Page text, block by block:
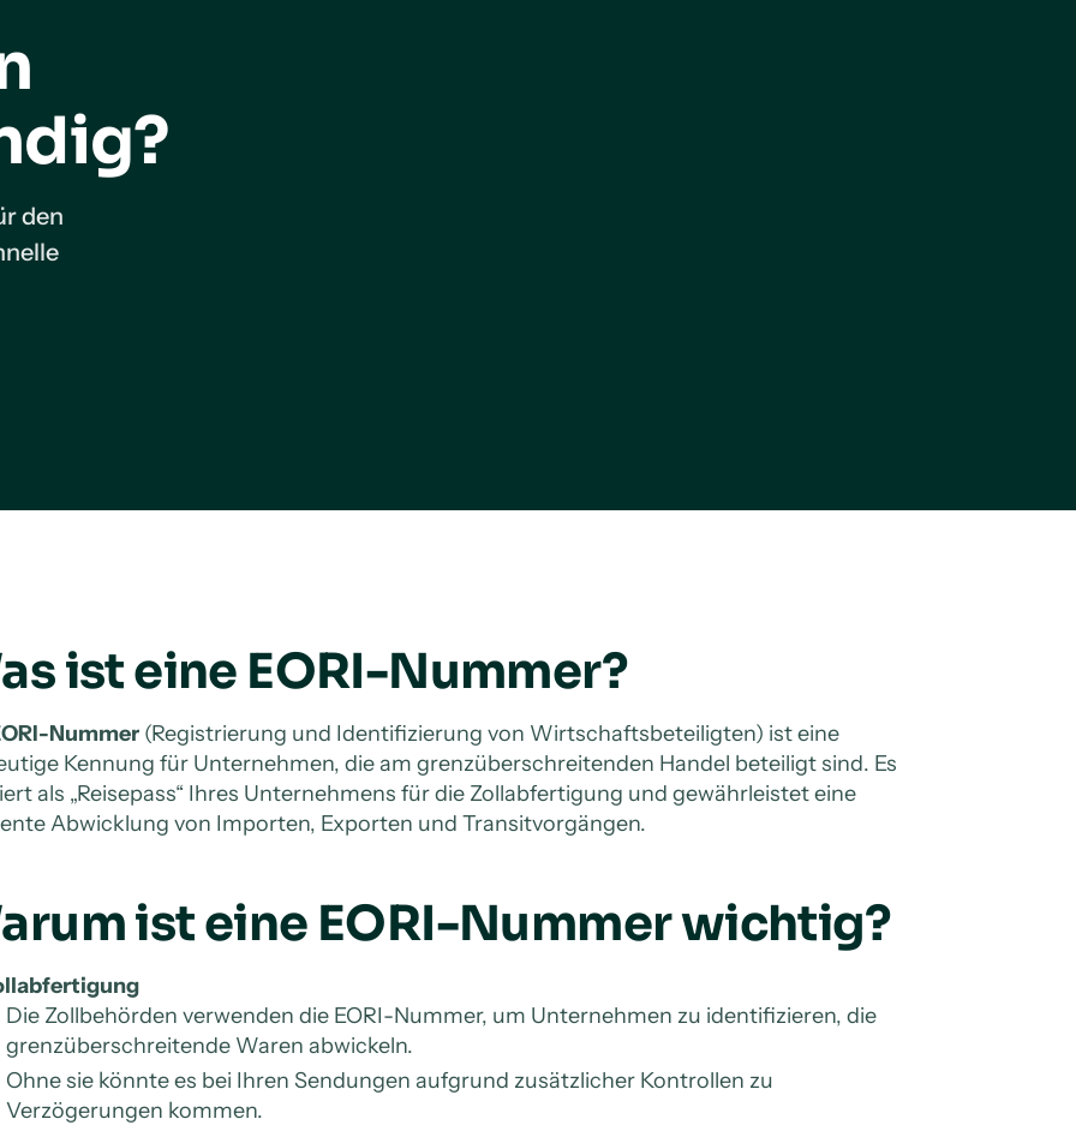
den
ist eine EORI-Nummer?
Nummer (Registrierung und Identifizierung von Wirtschaftsbeteiligten) ist eine
Kennung für Unternehmen, die am grenzüberschreitenden Handel beteiligt sind. Es
als „Reisepass“ Ihres Unternehmens für die Zollabfertigung und gewährleistet eine
Abwicklung von Importen, Exporten und Transitvorgängen.
ist eine EORI-Nummer wichtig?
Die Zollbehörden verwenden die EORI-Nummer, um Unternehmen zu identifizieren, die
grenzüberschreitende Waren abwickeln.
Ohne sie könnte es bei Ihren Sendungen aufgrund zusätzlicher Kontrollen zu
Verzögerungen kommen.